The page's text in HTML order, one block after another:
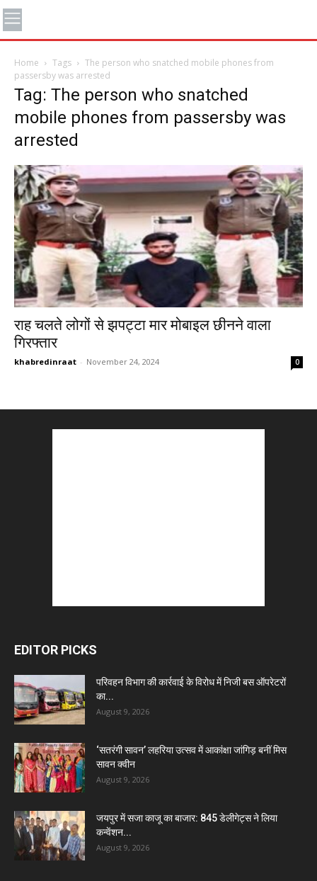
Home Tags
The person who snatched mobile phones from
passersby was arrested
Tag: The person who snatched
mobile phones from passersby was
arrested
राह चलते लोगों से झपट्टा मार मोबाइल छीनने वाला
गिरफ्तार
khabredinraat - November 24, 2024 0
EDITOR PICKS
परिवहन विभाग की कार्रवाई के विरोध में निजी बस ऑपरेटरों
का...
August 9, 2026
‘सतरंगी सावन’ लहरिया उत्सव में आकांक्षा जांगिड़ बनीं मिस
सावन क्वीन
August 9, 2026
जयपुर में सजा काजू का बाजार: 845 डेलीगेट्स ने लिया
कन्वेंशन...
August 9, 2026